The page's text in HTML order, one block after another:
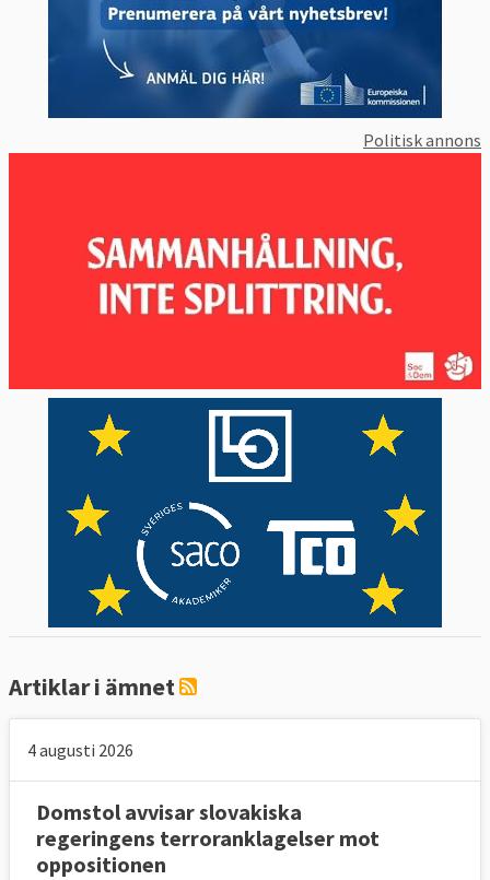
innehåller uppgifter om personer som måste
ha visum för att resa in i Schengen. Det
samlar in beslut om visumansökningar och
transit genom Schengenländer.
EU-gräns olagligt eller olovligt vistas i EU
registreras i fingeravtrycksdatabasen
Eurodac.
Ecris
Ecris är ett register över personer som inte
kommer från något EU-land och som har en
brottsdom mot sig i något EU-land.
Här behandlas kommande förkontroller av
personer från länder som reser utan
In- och utresesystem (EES)
Ska registrera medborgare utifrån EU som
korsar en yttre EU-gräns och ska ersätta
det nuvarande systemet med stämplar i
passet.
Politisk annons
Artiklar i ämnet
4 augusti 2026
Domstol avvisar slovakiska
regeringens terroranklagelser mot
oppositionen